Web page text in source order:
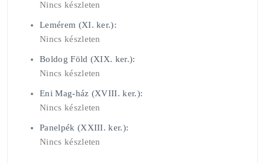
Nincs készleten
Lemérem (XI. ker.):
Nincs készleten
Boldog Föld (XIX. ker.):
Nincs készleten
Eni Mag-ház (XVIII. ker.):
Nincs készleten
Panelpék (XXIII. ker.):
Nincs készleten